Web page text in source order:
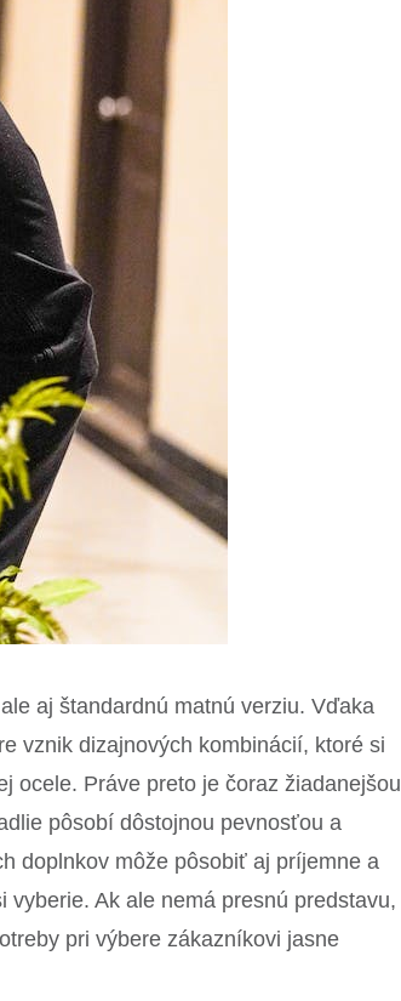
aj štandardnú matnú verziu. Vďaka
vznik dizajnových kombinácií, ktoré si
ocele. Práve preto je čoraz žiadanejšou
pôsobí dôstojnou pevnosťou a
doplnkov môže pôsobiť aj príjemne a
Ak ale nemá presnú predstavu,
pri výbere zákazníkovi jasne